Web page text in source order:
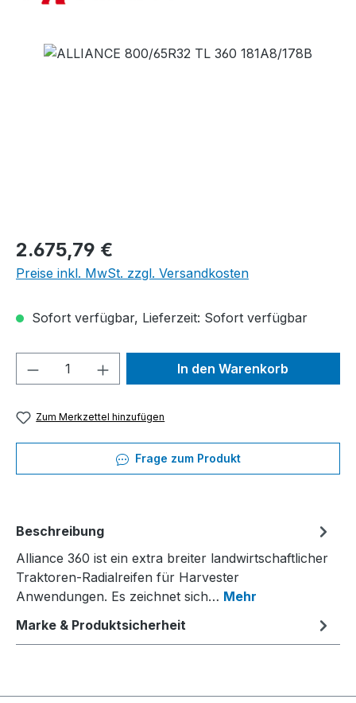
Bildergalerie überspringen
Regulärer Preis:
2.675,79 €
Preise inkl. MwSt. zzgl. Versandkosten
Sofort verfügbar, Lieferzeit: Sofort verfügbar
Produkt Anzahl: Gib denIn den Warenkorb
Zum Merkzettel hinzufügen
Frage zum Produkt
Beschreibung
Alliance 360 ist ein extra breiter landwirtschaftlicher
Traktoren-Radialreifen für Harvester
Anwendungen. Es zeichnet sich… Mehr
Marke & Produktsicherheit